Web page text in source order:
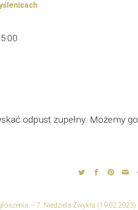
odpust zupełny. Możemy go
– 7. Niedziela Zwykła (19.02.2023)